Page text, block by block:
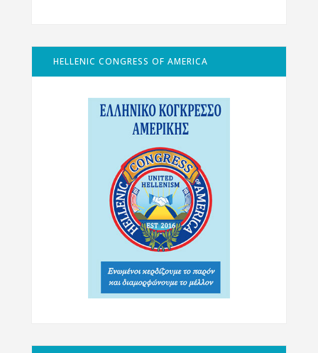
HELLENIC CONGRESS OF AMERICA